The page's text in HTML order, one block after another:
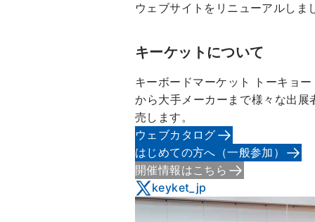
ウェブサイトをリニューアルしま
キーケットについて
キーボードマーケット トーキョ
から大手メーカーまで様々な出
売します。
ウェブカタログ
はじめての方へ（一般参加）
開催情報はこちら
keyket_jp